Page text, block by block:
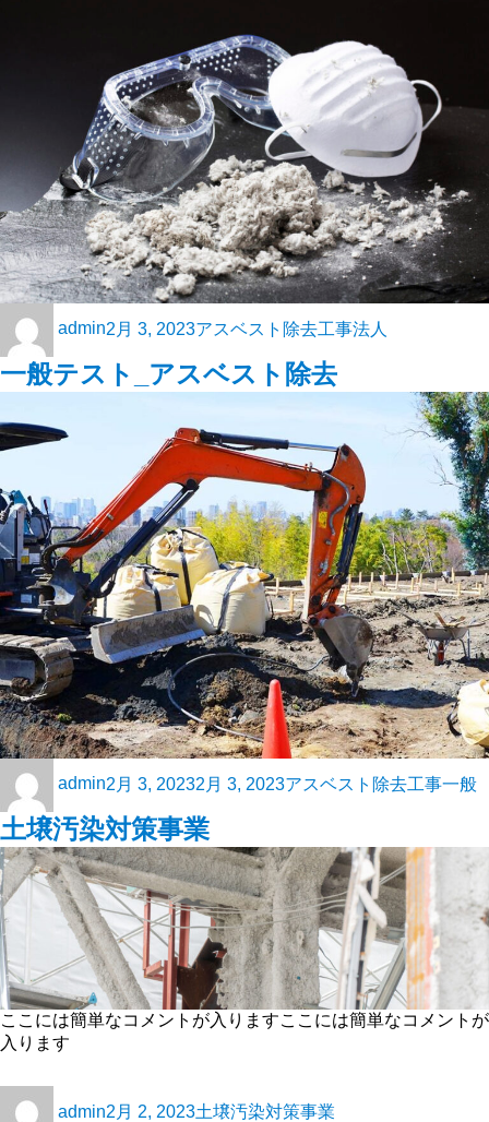
admin2月 3, 2023アスベスト除去工事法人
一般テスト_アスベスト除去
admin2月 3, 20232月 3, 2023アスベスト除去工事一般
土壌汚染対策事業
ここには簡単なコメントが入りますここには簡単なコメントが
入ります
admin2月 2, 2023土壌汚染対策事業